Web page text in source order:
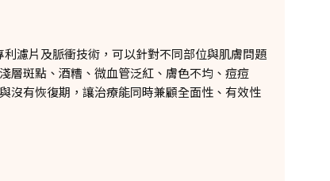
濾片及脈衝技術，可以針對不同部位與肌膚問題
層斑點、酒糟、微血管泛紅、膚色不均、痘痘
沒有恢復期，讓治療能同時兼顧全面性、有效性